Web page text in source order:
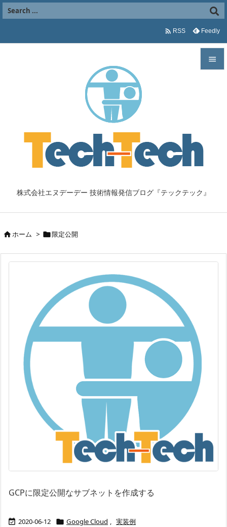
株式会社エヌデーデー 技術情報発信ブログ『テックテック』

 RSS Feedly
ホーム > 限定公開
GCPに限定公開なサブネットを作成する
 2020-06-12  Google Cloud , 実装例